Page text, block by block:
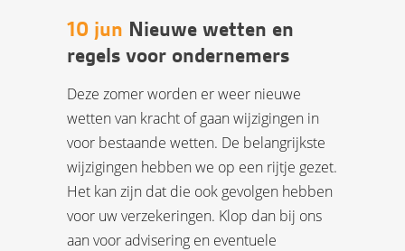
10 jun Nieuwe wetten en
regels voor ondernemers
Deze zomer worden er weer nieuwe
wetten van kracht of gaan wijzigingen in
voor bestaande wetten. De belangrijkste
wijzigingen hebben we op een rijtje gezet.
Het kan zijn dat die ook gevolgen hebben
voor uw verzekeringen. Klop dan bij ons
aan voor advisering en eventuele